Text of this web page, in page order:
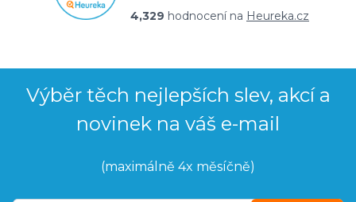
4,329 hodnocení na Heureka.cz
Výběr těch nejlepších slev, akcí a
novinek na váš e-mail
(maximálně 4x měsíčně)